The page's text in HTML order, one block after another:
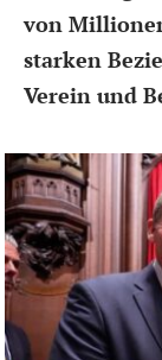
von
starken
Verein und